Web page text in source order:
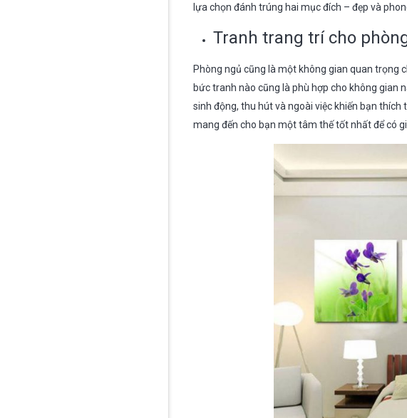
lựa chọn đánh trúng hai mục đích – đẹp và
Tranh trang trí cho
Phòng ngủ cũng là một không gian quan trọng
bức tranh nào cũng là phù hợp cho không gian
sinh động, thu hút và ngoài việc khiến bạn
mang đến cho bạn một tâm thế tốt nhất để có